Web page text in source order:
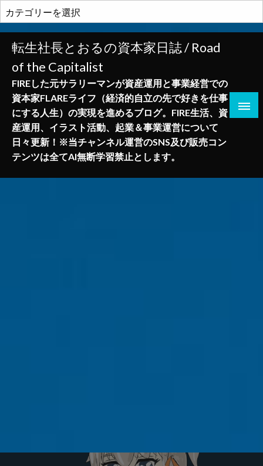
ン
テ
テ
転生社長とおるの資本家日誌 / Road
of the Capitalist
FIREした元サラリーマンが資産運用と事業経営での
資本家FLAREライフ（経済的自立の先で好きを仕事
にする人生）の実現を進めるブログ。FIRE生活、資
産運用、イラスト活動、起業＆事業運営について
日々更新！※当チャンネル運営のSNS及び販売コン
テンツは全てAI無断学習禁止とします。